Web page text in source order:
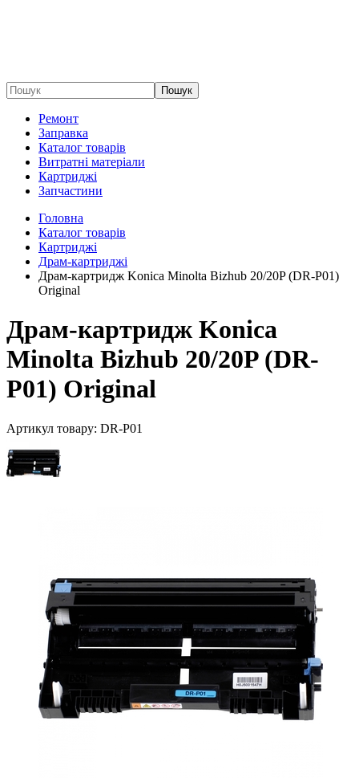
Пошук
Ремонт
Заправка
Каталог товарів
Витратні матеріали
Картриджі
Запчастини
Головна
Каталог товарів
Картриджі
Драм-картриджі
Драм-картридж Konica Minolta Bizhub 20/20P (DR-P01)
Original
Драм-картридж Konica
Minolta Bizhub 20/20P (DR-
P01) Original
Артикул товару: DR-P01